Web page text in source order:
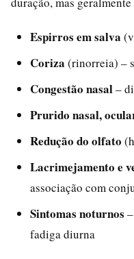
Espirros em salva
Coriza (rinorreia) –
Congestão nasal–
Prurido nasal,
Redução do olfato
Lacrimejamento e
associação com
Sintomas noturnos
fadiga diurna